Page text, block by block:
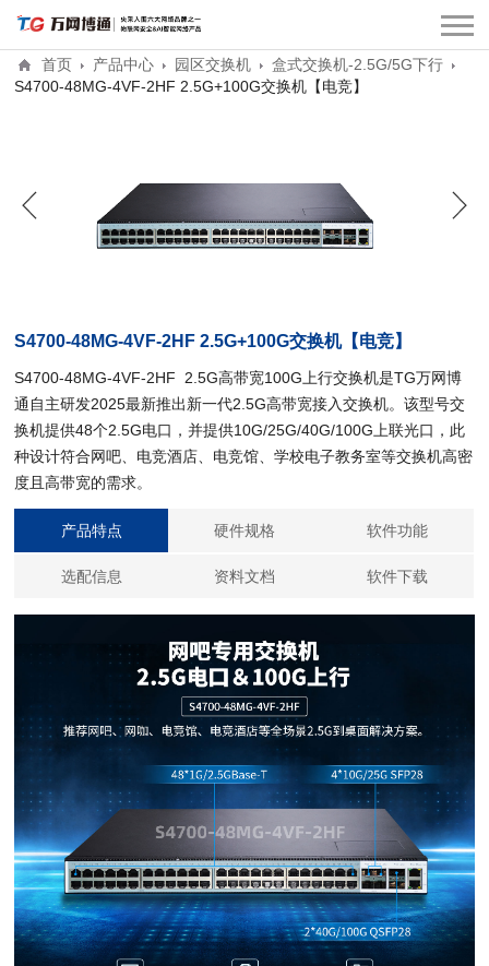
首页 产品中心 园区交换机
盒式交换机-2.5G/5G下行
S4700-48MG-4VF-2HF 2.5G+100G交换机【电竞】
S4700-48MG-4VF-2HF 2.5G+100G交换机【电竞】
S4700-48MG-4VF-2HF 2.5G高带宽100G上行交换机是TG万网博
通自主研发2025最新推出新一代2.5G高带宽接入交换机。该型号交
换机提供48个2.5G电口，并提供10G/25G/40G/100G上联光口，此
种设计符合网吧、电竞酒店、电竞馆、学校电子教务室等交换机高密
度且高带宽的需求。
产品特点 硬件规格 软件功能
选配信息 资料文档 软件下载